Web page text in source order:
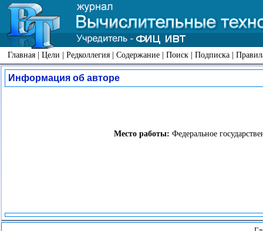
Главная | Цели | Редколлегия | Содержание | Поиск | Подписка |
Информация об авторе
Место работы: Федеральное